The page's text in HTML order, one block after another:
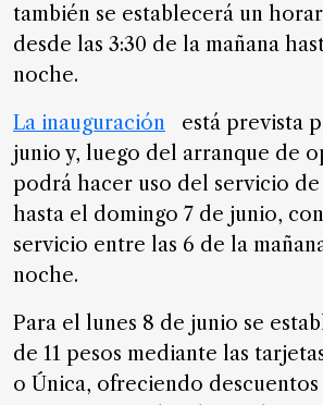
Nosotros
Anúnciate
con
nosotros
Videos
Hemeroteca
de
también se establecerá un
desde las 3:30 de la mañana
noche.
La inauguración
está prevista
junio y, luego del arranque de
podrá hacer uso del servicio
hasta el domingo 7 de junio,
servicio entre las 6 de la
noche.
Para el lunes 8 de junio se
de 11 pesos mediante las
o Única, ofreciendo